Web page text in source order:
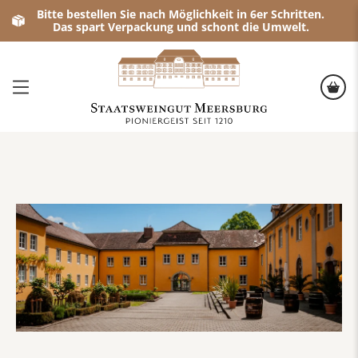
Bitte bestellen Sie nach Möglichkeit in 6er Schritten.
Das spart Verpackung und schont die Umwelt.
Kino & Vino
Vom 27.08. bis 29.08.2026
(Einlass: 19 Uhr | Filmbeginn: 20:30 Uhr)
Unsere Filmauswahl:
27.08.2026: „Sideways (2004)“: Zwei Freunde auf einem
Trailer:Sideways ≣ 2004 ≣ Trailer ≣ German | Deutsch
28.08.2026:„Madame Mallory und der Duft von Curry